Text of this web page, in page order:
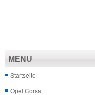
MENU
Startseite
Opel Corsa